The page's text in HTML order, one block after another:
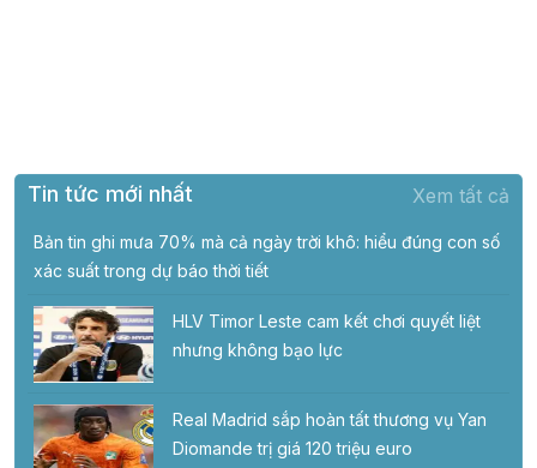
Tin tức mới nhất Xem tất cả
Bản tin ghi mưa 70% mà cả ngày trời khô: hiểu đúng con số
xác suất trong dự báo thời tiết
HLV Timor Leste cam kết chơi quyết liệt
nhưng không bạo lực
Real Madrid sắp hoàn tất thương vụ Yan
Diomande trị giá 120 triệu euro